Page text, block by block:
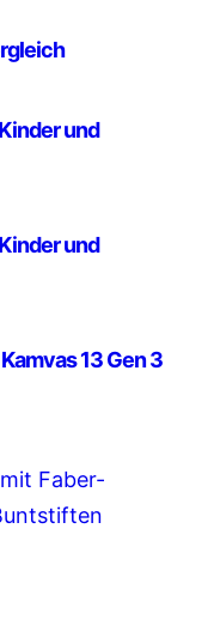
Faber-